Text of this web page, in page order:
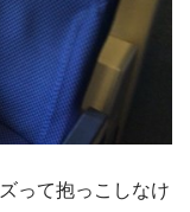
って抱っこしなけ